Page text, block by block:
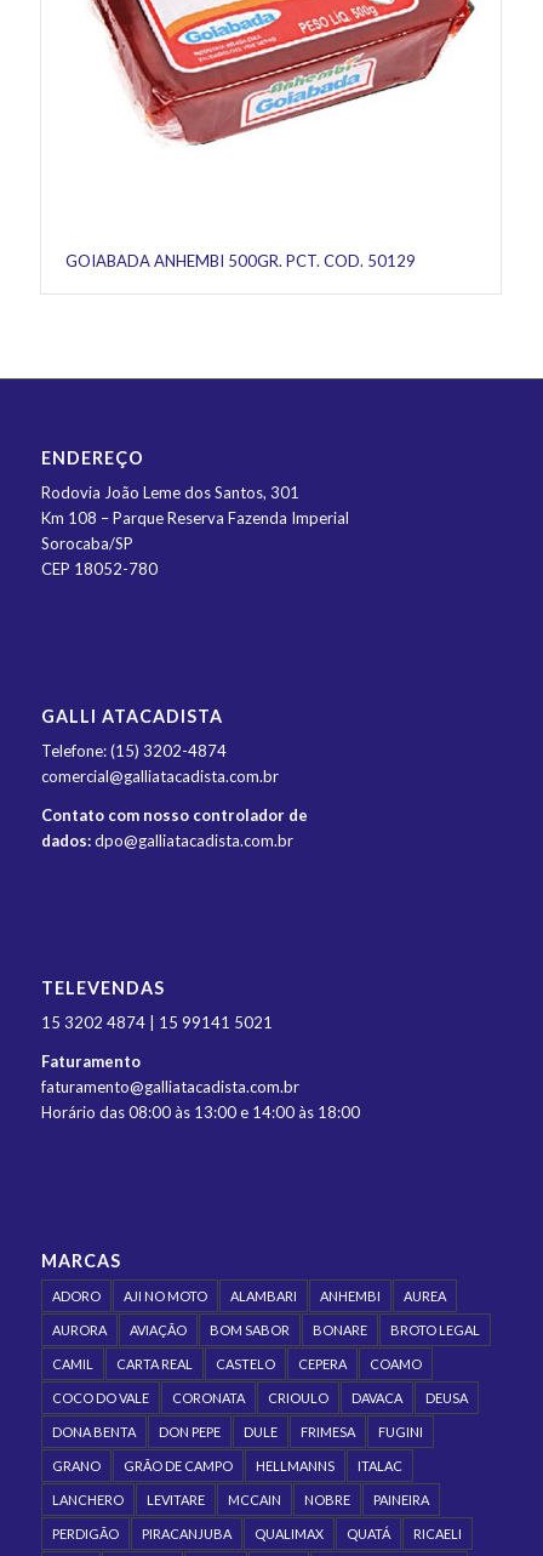
GOIABADA ANHEMBI 500GR. PCT. COD. 50129
ENDEREÇO
Rodovia João Leme dos Santos, 301
Km 108 – Parque Reserva Fazenda Imperial
Sorocaba/SP
CEP 18052-780
GALLI ATACADISTA
Telefone: (15) 3202-4874
comercial@galliatacadista.com.br
Contato com nosso controlador de
dados:dpo@galliatacadista.com.br
TELEVENDAS
15 3202 4874 | 15 99141 5021
Faturamento
faturamento@galliatacadista.com.br
Horário das 08:00 às 13:00 e 14:00 às 18:00
MARCAS
ADORO AJI NO MOTO ALAMBARI ANHEMBI AUREA
AURORA AVIAÇÃO BOM SABOR BONARE BROTO LEGAL
CAMIL CARTA REAL CASTELO CEPERA COAMO
COCO DO VALE CORONATA CRIOULO DAVACA DEUSA
DONA BENTA DON PEPE DULE FRIMESA FUGINI
GRANO GRÃO DE CAMPO HELLMANNS ITALAC
LANCHERO LEVITARE MCCAIN NOBRE PAINEIRA
PERDIGÃO PIRACANJUBA QUALIMAX QUATÁ RICAELI